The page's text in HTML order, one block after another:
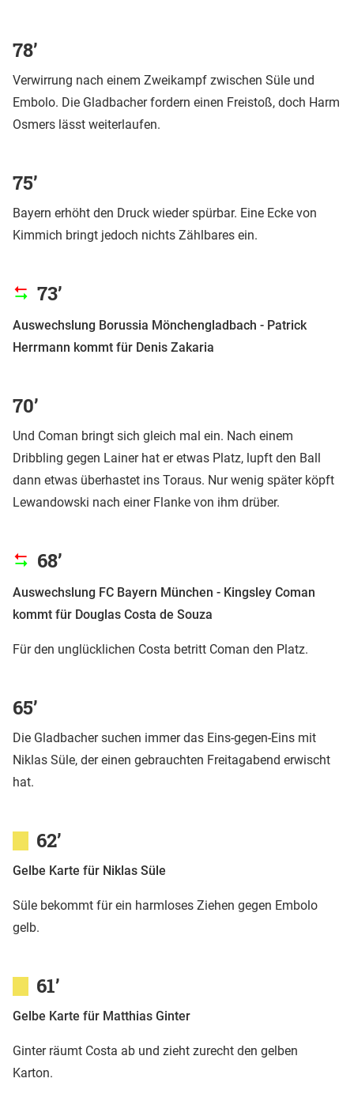
78’
Verwirrung nach einem Zweikampf zwischen Süle und
Embolo. Die Gladbacher fordern einen Freistoß, doch Harm
Osmers lässt weiterlaufen.
75’
Bayern erhöht den Druck wieder spürbar. Eine Ecke von
Kimmich bringt jedoch nichts Zählbares ein.
73’
Auswechslung Borussia Mönchengladbach - Patrick
Herrmann kommt für Denis Zakaria
70’
Und Coman bringt sich gleich mal ein. Nach einem
Dribbling gegen Lainer hat er etwas Platz, lupft den Ball
dann etwas überhastet ins Toraus. Nur wenig später köpft
Lewandowski nach einer Flanke von ihm drüber.
68’
Auswechslung FC Bayern München - Kingsley Coman
kommt für Douglas Costa de Souza
Für den unglücklichen Costa betritt Coman den Platz.
65’
Die Gladbacher suchen immer das Eins-gegen-Eins mit
Niklas Süle, der einen gebrauchten Freitagabend erwischt
hat.
62’
Gelbe Karte für Niklas Süle
Süle bekommt für ein harmloses Ziehen gegen Embolo
gelb.
61’
Gelbe Karte für Matthias Ginter
Ginter räumt Costa ab und zieht zurecht den gelben
Karton.